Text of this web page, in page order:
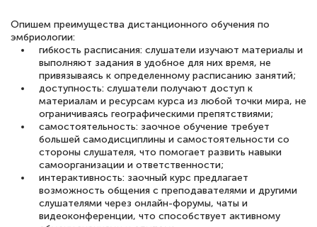
Опишем преимущества дистанционного обучения по
эмбриологии:
гибкость расписания: слушатели изучают материалы и
выполняют задания в удобное для них время, не
привязываясь к определенному расписанию занятий;
доступность: слушатели получают доступ к
материалам и ресурсам курса из любой точки мира, не
ограничиваясь географическими препятствиями;
самостоятельность: заочное обучение требует
большей самодисциплины и самостоятельности со
стороны слушателя, что помогает развить навыки
самоорганизации и ответственности;
интерактивность: заочный курс предлагает
возможность общения с преподавателями и другими
слушателями через онлайн-форумы, чаты и
видеоконференции, что способствует активному